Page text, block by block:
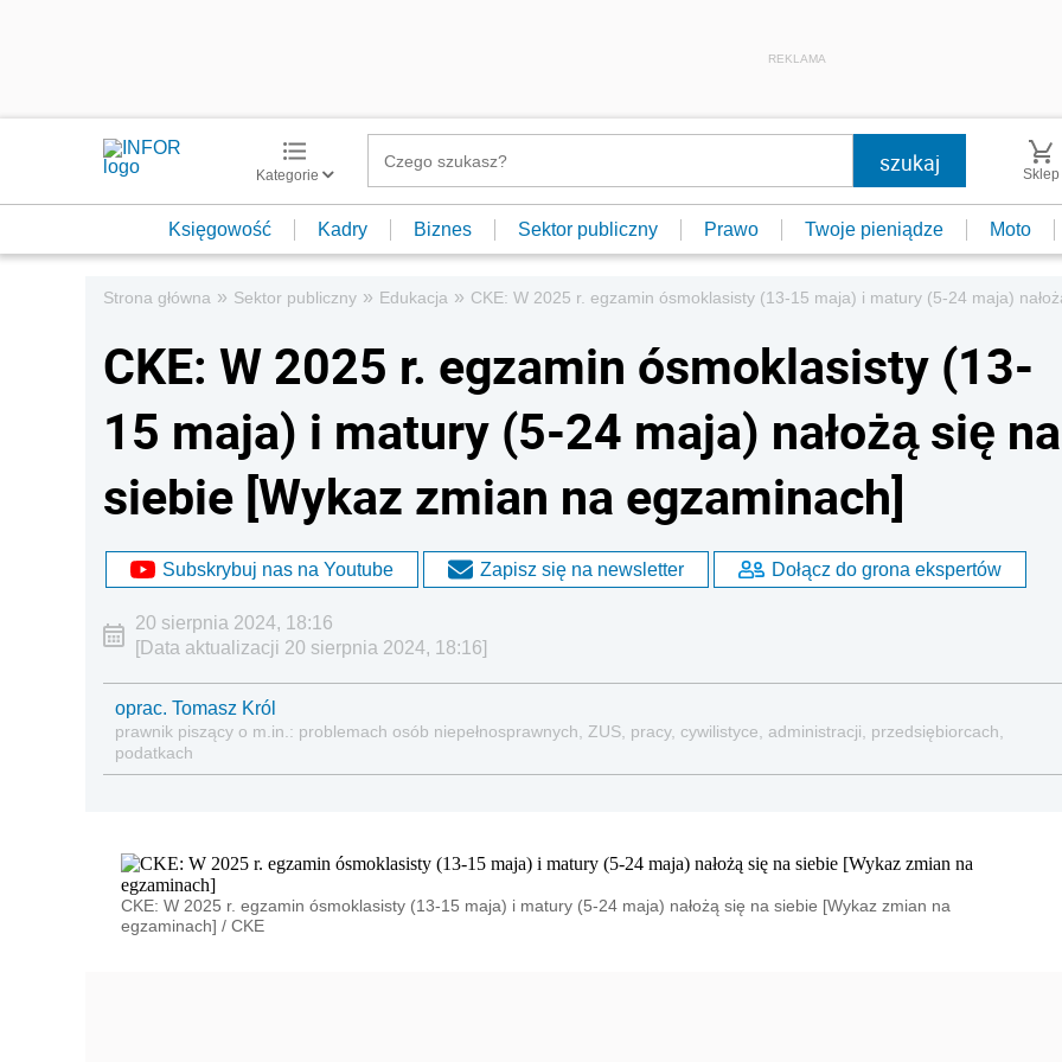
REKLAMA
Kategorie Sklep
Księgowość Kadry Biznes Sektor publiczny Prawo Twoje pieniądze Moto
Strona główna » Sektor publiczny » Edukacja » CKE: W 2025 r. egzamin ósmoklasisty (13-15 maja) i matury (5-24 maja)
CKE: W 2025 r. egzamin ósmoklasisty (13-
15 maja) i matury (5-24 maja) nałożą się na
siebie [Wykaz zmian na egzaminach]
Subskrybuj nas na Youtube Zapisz się na newsletter Dołącz do grona ekspertów
20 sierpnia 2024, 18:16
[Data aktualizacji 20 sierpnia 2024, 18:16]
oprac. Tomasz Król
prawnik piszący o m.in.: problemach osób niepełnosprawnych, ZUS, pracy, cywilistyce, administracji, przedsiębiorcach,
podatkach
CKE: W 2025 r. egzamin ósmoklasisty (13-15 maja) i matury (5-24 maja) nałożą się na siebie [Wykaz zmian na
egzaminach] / CKE